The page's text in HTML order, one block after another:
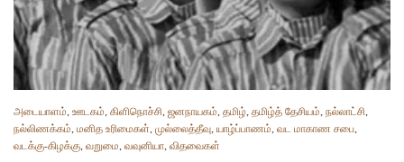
அடையாளம், ஊடகம், கிளிநொச்சி, ஜனநாயகம், தமிழ், தமிழ்த் தேசியம், நல்லாட்சி,
நல்லிணக்கம், மனித உரிமைகள், முல்லைத்தீவு, யாழ்ப்பாணம், வட மாகாண சபை,
வடக்கு-கிழக்கு, வறுமை, வவுனியா, விதவைகள்